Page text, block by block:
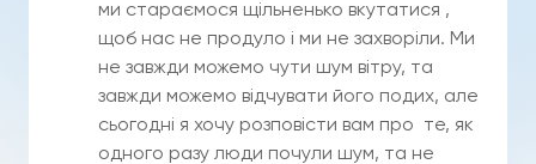
ми стараємося щільненько вкутатися ,
щоб нас не продуло і ми не захворіли. Ми
не завжди можемо чути шум вітру, та
завжди можемо відчувати його подих, але
сьогодні я хочу розповісти вам про те, як
одного разу люди почули шум, та не